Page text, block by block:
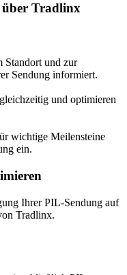
Tradlinx
Standort und zur
Sendung informiert.
und optimieren
wichtige Meilensteine
ein.
Ihrer PIL-Sendung auf
Tradlinx.